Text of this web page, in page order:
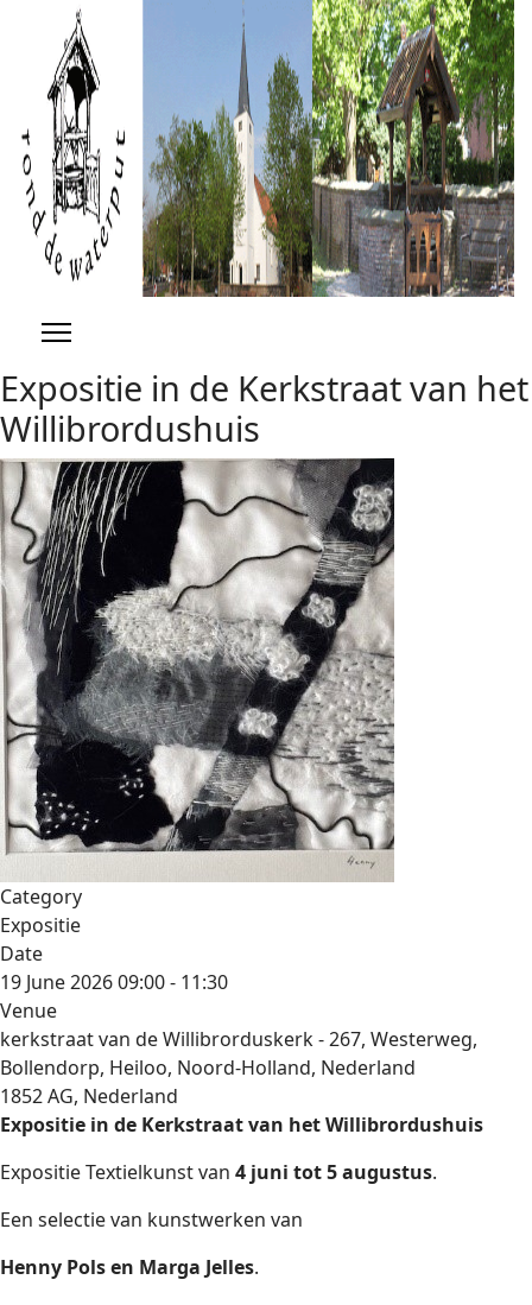
Expositie in de Kerkstraat van het
Willibrordushuis
Category
Expositie
Date
19 June 202609:00- 11:30
Venue
kerkstraat van de Willibrorduskerk - 267, Westerweg,
Bollendorp, Heiloo, Noord-Holland, Nederland
1852 AG, Nederland
Expositie in de Kerkstraat van het Willibrordushuis
Expositie Textielkunst van 4 juni tot 5 augustus.
Een selectie van kunstwerken van
Henny Pols en Marga Jelles.
YearMonth
Year